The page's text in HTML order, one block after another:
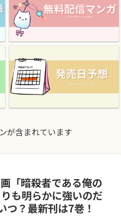
が含まれています
「暗殺者である俺の
も明らかに強いのだ
つ？最新刊は7巻！